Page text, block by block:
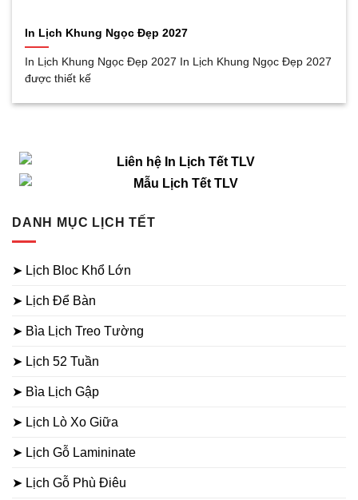
In Lịch Khung Ngọc Đẹp 2027
In Lịch Khung Ngọc Đẹp 2027 In Lịch Khung Ngọc Đẹp 2027
được thiết kế
DANH MỤC LỊCH TẾT
➤ Lịch Bloc Khổ Lớn
➤ Lịch Để Bàn
➤ Bìa Lịch Treo Tường
➤ Lịch 52 Tuần
➤ Bìa Lịch Gập
➤ Lịch Lò Xo Giữa
➤ Lịch Gỗ Lamininate
➤ Lịch Gỗ Phù Điêu